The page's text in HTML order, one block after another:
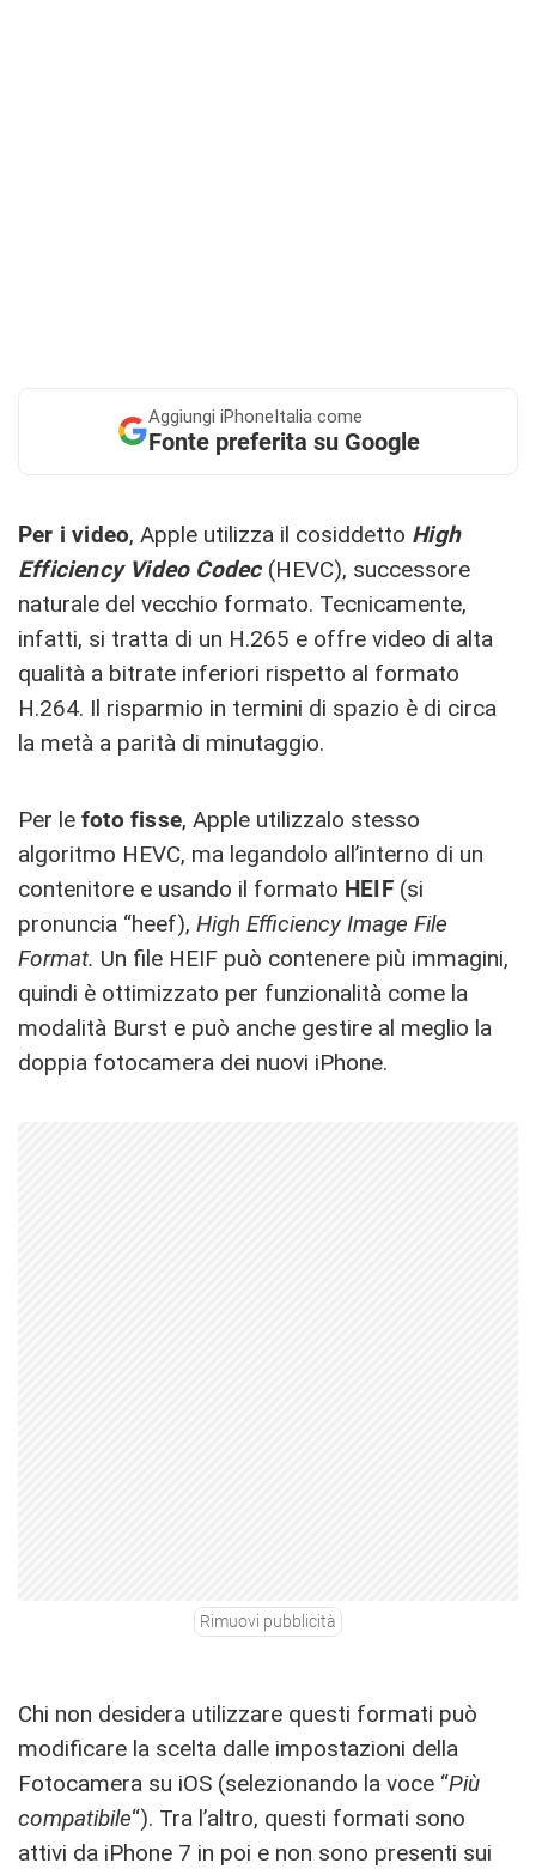
Aggiungi iPhoneItalia come
Fonte preferita su Google
Per i video, Apple utilizza il cosiddetto High
Efficiency Video Codec (HEVC), successore
naturale del vecchio formato. Tecnicamente,
infatti, si tratta di un H.265 e offre video di alta
qualità a bitrate inferiori rispetto al formato
H.264. Il risparmio in termini di spazio è di circa
la metà a parità di minutaggio.
Per le foto fisse, Apple utilizzalo stesso
algoritmo HEVC, ma legandolo all’interno di un
contenitore e usando il formato HEIF(si
pronuncia “heef), High Efficiency Image File
Format. Un file HEIF può contenere più immagini,
quindi è ottimizzato per funzionalità come la
modalità Burst e può anche gestire al meglio la
doppia fotocamera dei nuovi iPhone.
Rimuovi pubblicità
Chi non desidera utilizzare questi formati può
modificare la scelta dalle impostazioni della
Fotocamera su iOS (selezionando la voce “Più
compatibile“). Tra l’altro, questi formati sono
attivi da iPhone 7 in poi e non sono presenti sui